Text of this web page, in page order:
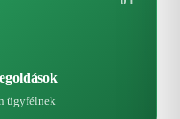
ügyfélnek